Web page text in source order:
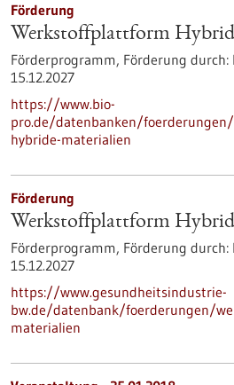
Förderung
Werkstoffplattform
Förderprogramm, Förderung durch:
15.12.2027
https://www.bio-
pro.de/datenbanken/
hybride-materialien
Förderung
Werkstoffplattform
Förderprogramm, Förderung durch:
15.12.2027
https://www.gesundheitsindustrie-
bw.de/datenbank/foerderungen/
materialien